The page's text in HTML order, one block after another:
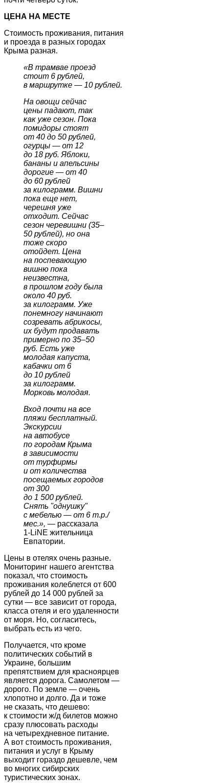
ЦЕНА НА МЕСТЕ
Стоимость проживания, питания
и проезда в разных городах
Крыма разная.
«В трамвае проезд
стоит 6 рублей,
в маршрутке — 10 рублей.
На овощи сейчас
цены падают, так
как уже сезон. Пока
помидоры стоят
от 40 до 50 рублей,
огурцы — от 12
до 18 руб. Яблоки,
бананы и апельсины
дорогие — от 40
до 60 рублей
за килограмм. Вишни
пока еще нет,
черешня уже
отходит. Сейчас
сезон черевишни (35–
50 рублей), но она
тоже скоро
отойдет. Цена
на поспевающую
вишню пока
неизвестна,
в прошлом году была
около 40 руб.
за килограмм. Уже
понемногу начинают
созревать абрикосы,
их будут продавать
примерно по 35–50
руб. Есть уже
молодая капуста,
кабачки от 6
до 10 рублей
за килограмм.
Морковь молодая.
Вход почти на все
пляжи бесплатный.
Экскурсии
на автобусе
по городам Крыма
в зависимости
от турфирмы
и от количества
посещаемых городов
от 300
до 1 500 рублей.
Снять "однушку"
с мебелью — от 6 т.р./
мес.», — рассказала
1-LiNE жительница
Евпатории.
Цены в отелях очень разные.
Мониторинг нашего агентства
показал, что стоимость
проживания колеблется от 600
рублей до 14 000 рублей за
сутки — все зависит от города,
класса отеля и его удаленности
от моря. Но, согласитесь,
выбрать есть из чего.
Получается, что кроме
политических событий в
Украине, большим
препятствием для красноярцев
является дорога. Самолетом —
дорого. По земле — очень
хлопотно и долго. Да и тоже
не сказать, что дешево:
к стоимости ж/д билетов можно
сразу плюсовать расходы
на четырехдневное питание.
А вот стоимость проживания,
питания и услуг в Крыму
выходит гораздо дешевле, чем
во многих сибирских
туристических зонах.